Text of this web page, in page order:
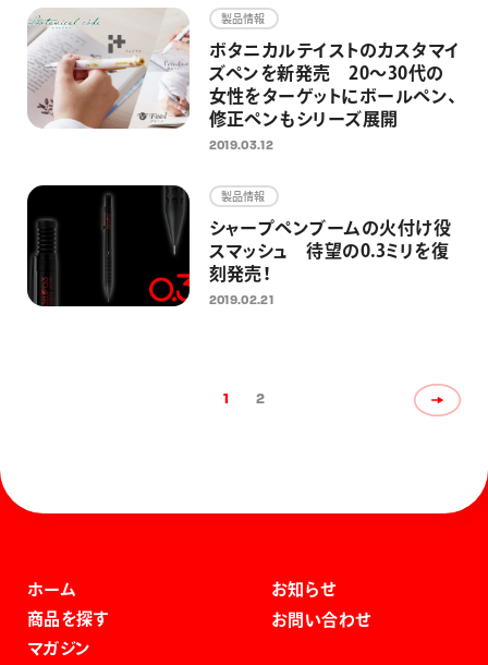
製品情報
ボタニカルテイストのカスタマイ
ズペンを新発売 20～30代の
女性をターゲットにボールペン、
修正ペンもシリーズ展開
2019.03.12
製品情報
シャープペンブームの火付け役
スマッシュ 待望の0.3ミリを復
刻発売！
2019.02.21
1 2
ホーム
商品を探す
マガジン
お知らせ
お問い合わせ